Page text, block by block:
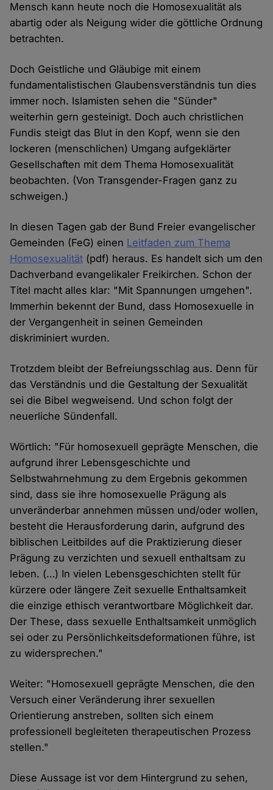
Mensch kann heute noch die Homosexualität als
abartig oder als Neigung wider die göttliche Ordnung
betrachten.
Doch Geistliche und Gläubige mit einem
fundamentalistischen Glaubensverständnis tun dies
immer noch. Islamisten sehen die "Sünder"
weiterhin gern gesteinigt. Doch auch christlichen
Fundis steigt das Blut in den Kopf, wenn sie den
lockeren (menschlichen) Umgang aufgeklärter
Gesellschaften mit dem Thema Homosexualität
beobachten. (Von Transgender-Fragen ganz zu
schweigen.)
In diesen Tagen gab der Bund Freier evangelischer
Gemeinden (FeG) einen Leitfaden zum Thema
Homosexualität (pdf) heraus. Es handelt sich um den
Dachverband evangelikaler Freikirchen. Schon der
Titel macht alles klar: "Mit Spannungen umgehen".
Immerhin bekennt der Bund, dass Homosexuelle in
der Vergangenheit in seinen Gemeinden
diskriminiert wurden.
Trotzdem bleibt der Befreiungsschlag aus. Denn für
das Verständnis und die Gestaltung der Sexualität
sei die Bibel wegweisend. Und schon folgt der
neuerliche Sündenfall.
Wörtlich: "Für homosexuell geprägte Menschen, die
aufgrund ihrer Lebensgeschichte und
Selbstwahrnehmung zu dem Ergebnis gekommen
sind, dass sie ihre homosexuelle Prägung als
unveränderbar annehmen müssen und/oder wollen,
besteht die Herausforderung darin, aufgrund des
biblischen Leitbildes auf die Praktizierung dieser
Prägung zu verzichten und sexuell enthaltsam zu
leben. (…) In vielen Lebensgeschichten stellt für
kürzere oder längere Zeit sexuelle Enthaltsamkeit
die einzige ethisch verantwortbare Möglichkeit dar.
Der These, dass sexuelle Enthaltsamkeit unmöglich
sei oder zu Persönlichkeitsdeformationen führe, ist
zu widersprechen."
Weiter: "Homosexuell geprägte Menschen, die den
Versuch einer Veränderung ihrer sexuellen
Orientierung anstreben, sollten sich einem
professionell begleiteten therapeutischen Prozess
stellen."
Diese Aussage ist vor dem Hintergrund zu sehen,